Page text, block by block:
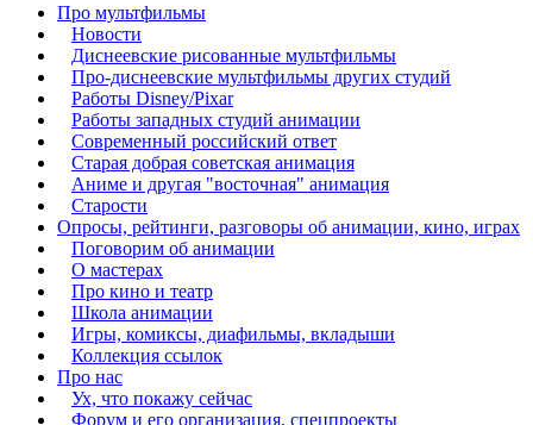
Про мультфильмы
Новости
Диснеевские рисованные мультфильмы
Про-диснеевские мультфильмы других студий
Работы Disney/Pixar
Работы западных студий анимации
Современный российский ответ
Старая добрая советская анимация
Аниме и другая "восточная" анимация
Старости
Опросы, рейтинги, разговоры об анимации, кино, играх
Поговорим об анимации
О мастерах
Про кино и театр
Школа анимации
Игры, комиксы, диафильмы, вкладыши
Коллекция ссылок
Про нас
Ух, что покажу сейчас
Форум и его организация, спецпроекты